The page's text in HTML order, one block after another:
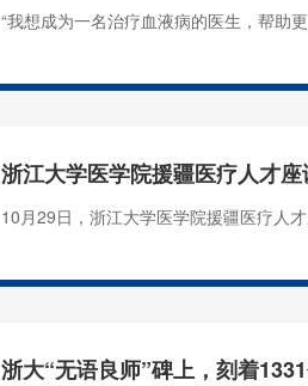
“我想成为一名治疗血液病的医生，帮助更
浙江大学医学院援疆医疗人才
10月29日，浙江大学医学院援疆医疗人
浙大“无语良师”碑上，刻着